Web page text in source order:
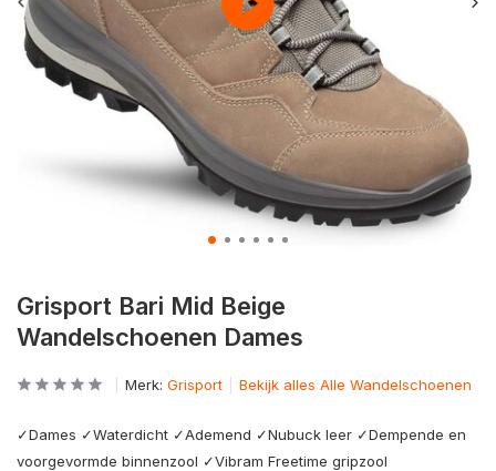
Grisport Bari Mid Beige
Wandelschoenen Dames
Merk: Grisport Bekijk alles Alle Wandelschoenen
✓Dames ✓Waterdicht ✓Ademend ✓Nubuck leer ✓Dempende en
voorgevormde binnenzool ✓Vibram Freetime gripzool